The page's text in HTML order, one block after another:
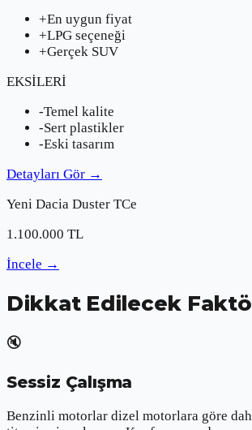
+En uygun fiyat
+LPG seçeneği
+Gerçek SUV
EKSİLERİ
-Temel kalite
-Sert plastikler
-Eski tasarım
Detayları Gör →
Yeni Dacia Duster TCe
1.100.000 TL
İncele →
Dikkat Edilecek
🔇
Sessiz Çalışma
Benzinli motorlar dizel motorlara göre